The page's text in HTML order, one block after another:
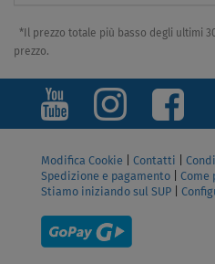
*Il prezzo totale più basso degli ultimi
prezzo.
Modifica Cookie Contatti
Spedizione e pagamento
Come
Stiamo iniziando sul SUP